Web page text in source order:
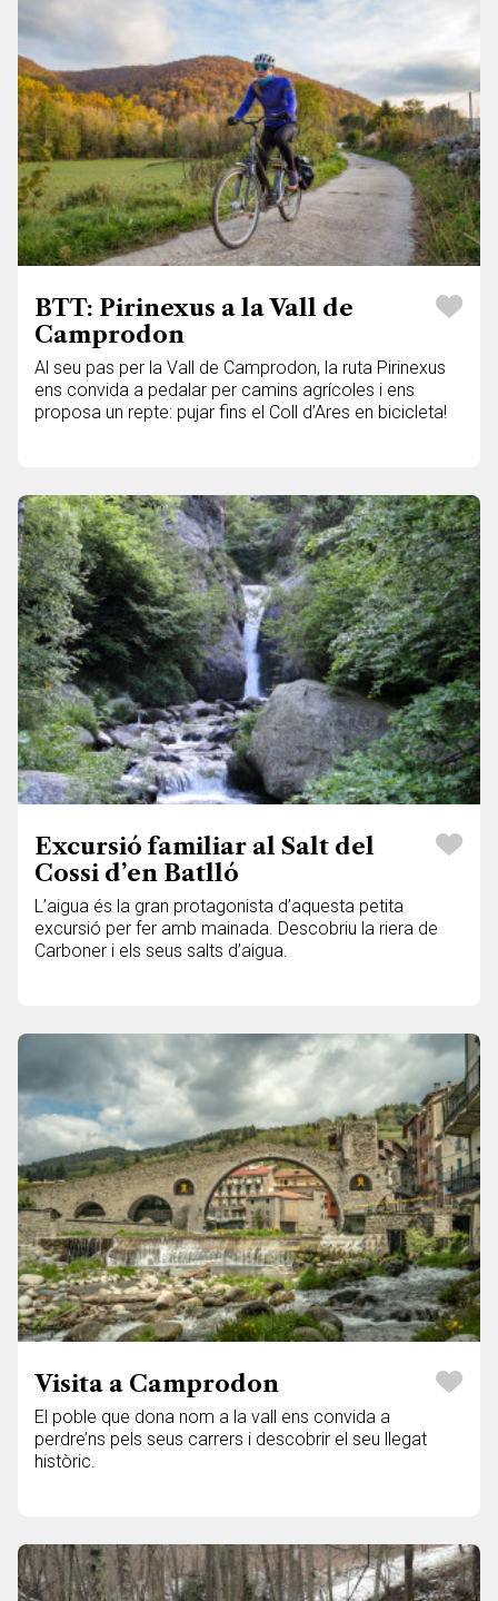
BTT: Pirinexus a la Vall de
Camprodon
Al seu pas per la Vall de Camprodon, la ruta Pirinexus
ens convida a pedalar per camins agrícoles i ens
proposa un repte: pujar fins el Coll d’Ares en bicicleta!
Excursió familiar al Salt del
Cossi d’en Batlló
L’aigua és la gran protagonista d’aquesta petita
excursió per fer amb mainada. Descobriu la riera de
Carboner i els seus salts d’aigua.
Visita a Camprodon
El poble que dona nom a la vall ens convida a
perdre’ns pels seus carrers i descobrir el seu llegat
històric.